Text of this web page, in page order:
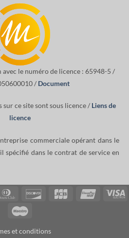
le numéro de licence : 65948-5 /
/ Document
sur ce site sont sous licence / Liens de
licence
commerciale opérant dans le
spécifié dans le contrat de service en
Dinners
Discover JCB UnionPay
et conditions